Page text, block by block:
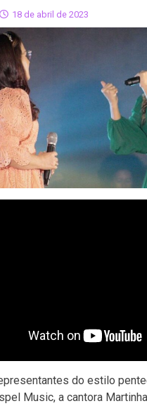
18 de abril de 2023
do estilo
Music, a cantora